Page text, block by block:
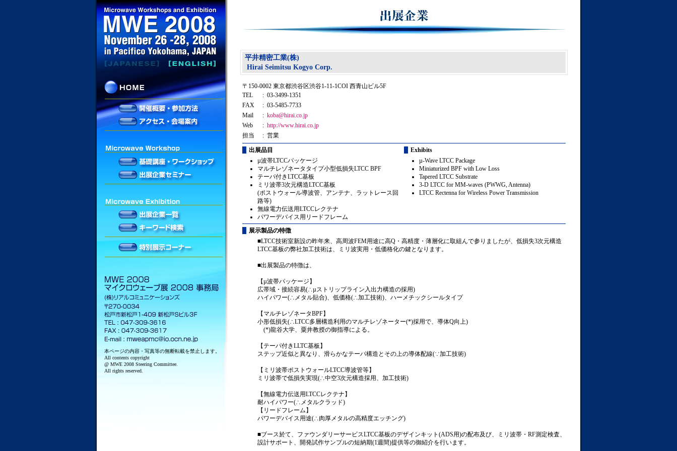
本ページの内容・写真等の無断転載を禁止します。
All contents copyright
@ MWE 2008 Steering Committee.
All rights reserved.
平井精密工業(株)
Hirai Seimitsu Kogyo Corp.
〒150-0002 東京都渋谷区渋谷1-11-1COI 西青山ビル5F
TEL
: 03-3499-1351
FAX
: 03-5485-7733
Mail
: koba@hirai.co.jp
Web
: http://www.hirai.co.jp
担当
: 営業
出展品目
µ波帯LTCCパッケージ
マルチレゾネータタイプ小型低損失LTCC BPF
テーパ付きLTCC基板
ミリ波帯3次元構造LTCC基板
(ポストウォール導波管、アンテナ、ラットレース回
路等)
無線電力伝送用LTCCレクテナ
パワーデバイス用リードフレーム
Exhibits
µ-Wave LTCC Package
Miniaturized BPF with Low Loss
Tapered LTCC Substrate
3-D LTCC for MM-waves (PWWG, Antenna)
LTCC Rectenna for Wireless Power Transmission
展示製品の特徴
■LTCC技術室新設の昨年来、高周波FEM用途に高Q・高精度・薄層化に取組んで参りましたが、低損失3次元構造
LTCC基板の弊社加工技術は、ミリ波実用・低価格化の鍵となります。
■出展製品の特徴は、
【µ波帯パッケージ】
広帯域・接続容易(∴µストリップライン入出力構造の採用)
ハイパワー(∴メタル貼合)、低価格(∴加工技術)、ハーメチックシールタイプ
【マルチレゾネータBPF】
小形低損失(∴LTCC多層構造利用のマルチレゾネーター(*)採用で、導体Q向上)
(*)龍谷大学、粟井教授の御指導による。
【テーパ付きLLTC基板】
ステップ近似と異なり、滑らかなテーパ構造とその上の導体配線(∵加工技術)
【ミリ波帯ポストウォールLTCC導波管等】
ミリ波帯で低損失実現(∴中空3次元構造採用、加工技術)
【無線電力伝送用LTCCレクテナ】
耐ハイパワー(∴メタルクラッド)
【リードフレーム】
パワーデバイス用途(∴肉厚メタルの高精度エッチング)
■ブース於て、ファウンダリーサービスLTCC基板のデザインキット(ADS用)の配布及び、ミリ波帯・RF測定検査、
設計サポート、開発試作サンプルの短納期(1週間)提供等の御紹介を行います。